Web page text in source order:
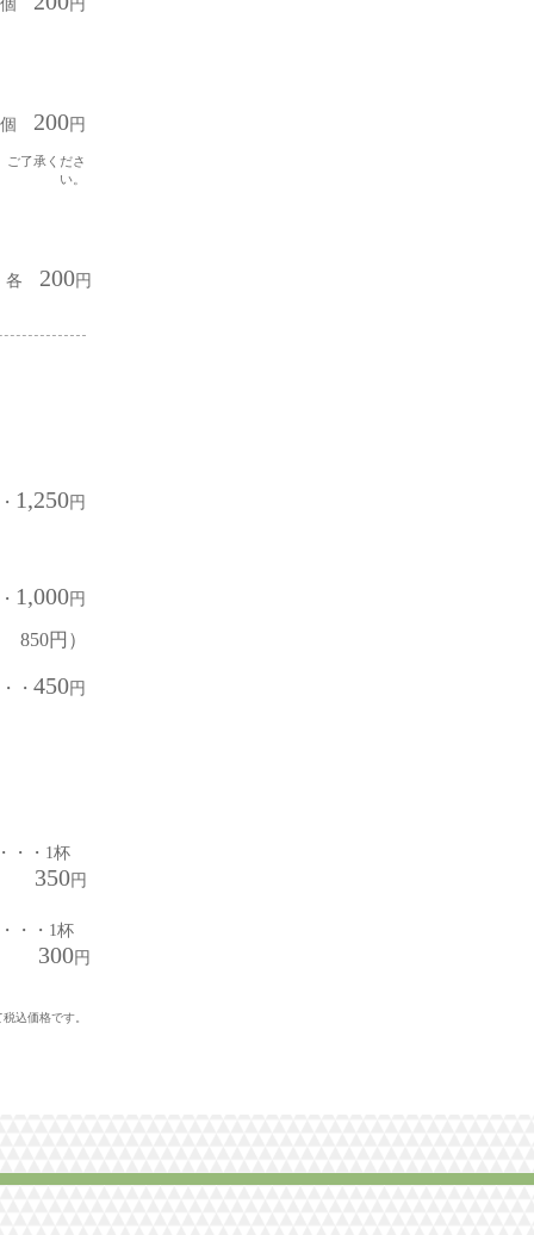
個 円
個 200円
ご了承くださ
い。
各 200円
1,250円
1,000円
850円）
・ 450円
・・1杯
350円
・・・1杯
300円
込価格です。